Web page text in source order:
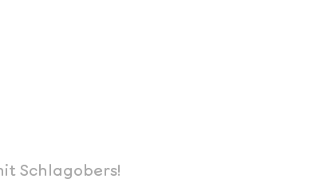
Schlagobers!